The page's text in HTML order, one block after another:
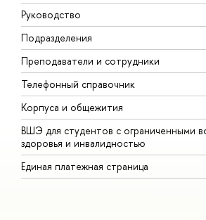
Руководство
Подразделения
Преподаватели и сотрудники
Телефонный справочник
Корпуса и общежития
ВШЭ для студентов с ограниченными
здоровья и инвалидностью
Единая платежная страница